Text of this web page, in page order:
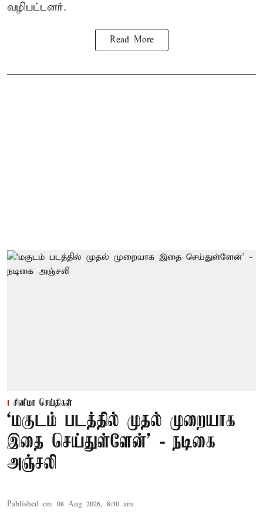
வழிபட்டனர்.
Read More
சினிமா செய்திகள்
‘மகுடம் படத்தில் முதல் முறையாக
இதை செய்துள்ளேன்’ - நடிகை
அஞ்சலி
Published on: 08 Aug 2026, 8:30 am